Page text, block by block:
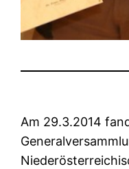
Am 29.3.2014